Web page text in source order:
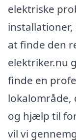
elektriske
at finde den
elektriker.nu
finde en
lokalområde,
og hjælp til
vil vi